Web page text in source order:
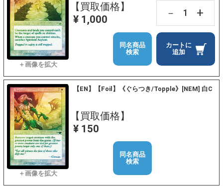
【買取価格】
¥ 1,000
－ +
カートに
追加
同名商品
検索
【EN】【Foil】《ぐらつき/Topple》[NEM] 白C
【買取価格】
¥ 150
同名商品
検索